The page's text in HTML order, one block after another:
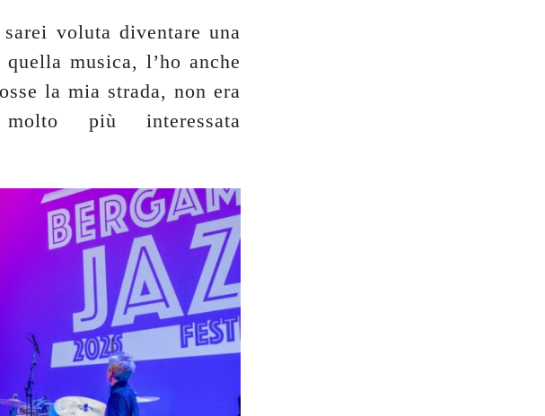
voluta diventare una
musica, l’ho anche
la mia strada, non era
più interessata